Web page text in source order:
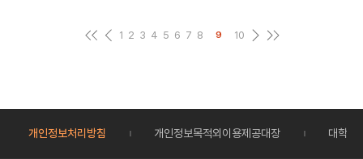
1 2 3 4 5 6 7 8 9 10
개인정보처리방침 개인정보목적외이용제공대장 대학정